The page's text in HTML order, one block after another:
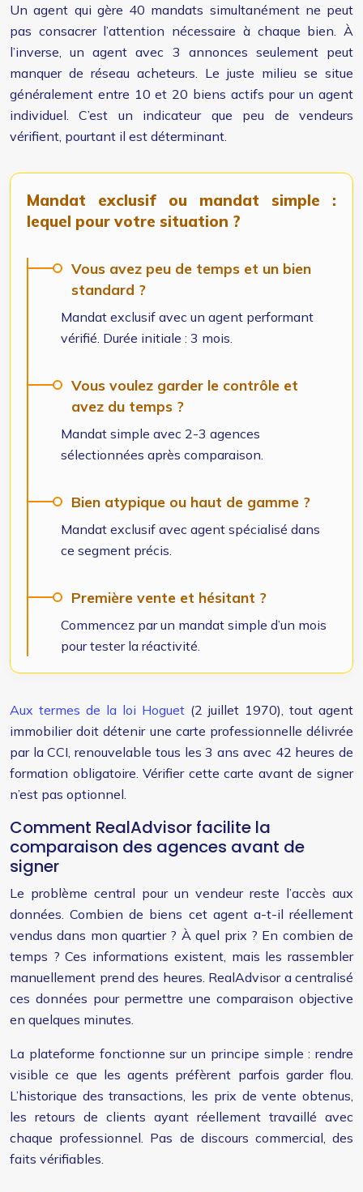
Un agent qui gère 40 mandats simultanément ne peut
pas consacrer l’attention nécessaire à chaque bien. À
l’inverse, un agent avec 3 annonces seulement peut
manquer de réseau acheteurs. Le juste milieu se situe
généralement entre 10 et 20 biens actifs pour un agent
individuel. C’est un indicateur que peu de vendeurs
vérifient, pourtant il est déterminant.
Mandat exclusif ou mandat simple :
lequel pour votre situation ?
Vous avez peu de temps et un bien
standard ?
Mandat exclusif avec un agent performant
vérifié. Durée initiale : 3 mois.
Vous voulez garder le contrôle et
avez du temps ?
Mandat simple avec 2-3 agences
sélectionnées après comparaison.
Bien atypique ou haut de gamme ?
Mandat exclusif avec agent spécialisé dans
ce segment précis.
Première vente et hésitant ?
Commencez par un mandat simple d’un mois
pour tester la réactivité.
Aux termes de la loi Hoguet (2 juillet 1970), tout agent
immobilier doit détenir une carte professionnelle délivrée
par la CCI, renouvelable tous les 3 ans avec 42 heures de
formation obligatoire. Vérifier cette carte avant de signer
n’est pas optionnel.
Comment RealAdvisor facilite la
comparaison des agences avant de
signer
Le problème central pour un vendeur reste l’accès aux
données. Combien de biens cet agent a-t-il réellement
vendus dans mon quartier ? À quel prix ? En combien de
temps ? Ces informations existent, mais les rassembler
manuellement prend des heures. RealAdvisor a centralisé
ces données pour permettre une comparaison objective
en quelques minutes.
La plateforme fonctionne sur un principe simple : rendre
visible ce que les agents préfèrent parfois garder flou.
L’historique des transactions, les prix de vente obtenus,
les retours de clients ayant réellement travaillé avec
chaque professionnel. Pas de discours commercial, des
faits vérifiables.